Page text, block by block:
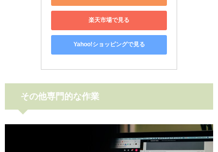
楽天市場で見る
Yahoo!ショッピングで見る
その他専門的な作業